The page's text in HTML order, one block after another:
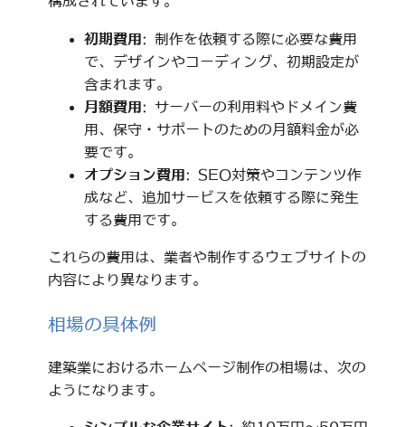
初期費用: 制作を依頼する際に必要な費用
で、デザインやコーディング、初期設定が
含まれます。
月額費用: サーバーの利用料やドメイン費
用、保守・サポートのための月額料金が必
要です。
オプション費用: SEO対策やコンテンツ作
成など、追加サービスを依頼する際に発生
する費用です。
これらの費用は、業者や制作するウェブサイトの
内容により異なります。
相場の具体例
建築業におけるホームページ制作の相場は、次の
ようになります。